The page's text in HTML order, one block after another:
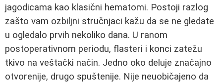
jagodicama kao klasični hematomi. Postoji razlog
zašto vam ozbiljni stručnjaci kažu da se ne gledate
u ogledalo prvih nekoliko dana. U ranom
postoperativnom periodu, flasteri i konci zatežu
tkivo na veštački način. Jedno oko deluje značajno
otvorenije, drugo spuštenije. Nije neuobičajeno da